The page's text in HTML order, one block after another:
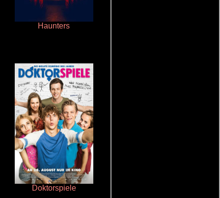
Haunters
Doktorspiele